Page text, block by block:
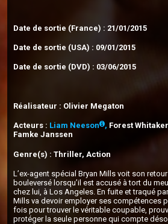
Date de sortie (France) : 21/01/2015
Date de sortie (USA) : 09/01/2015
Date de sortie (DVD) : 03/06/2015
Réalisateur : Olivier Megaton
Acteurs : Liam Neeson , Forest
Famke Janssen
Genre(s) : Thriller, Action
L’ex-agent spécial Bryan Mills voit son
bouleversé lorsqu’il est accusé à tort du
chez lui, à Los Angeles. En fuite et traqué
Mills va devoir employer ses compétences
fois pour trouver le véritable coupable,
protéger la seule personne qui compte